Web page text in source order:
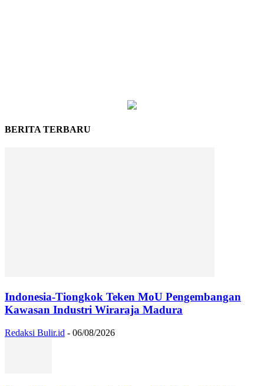
BERITA TERBARU
Indonesia-Tiongkok Teken MoU Pengembangan
Kawasan Industri Wiraraja Madura
Redaksi Bulir.id - 06/08/2026